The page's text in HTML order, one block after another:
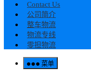
Contact Us
公司简介
整车物流
物流专线
零担物流
菜单